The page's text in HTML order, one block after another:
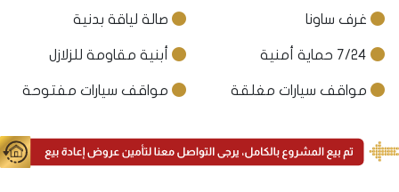
غرف ساونا صالة لياقة بدنية
أبنية مقاومة للزلازل
مواقف سيارات مغلقة مواقف سيارات مفتوحة